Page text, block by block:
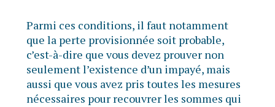
Parmi ces conditions, il faut notamment
que la perte provisionnée soit probable,
c’est-à-dire que vous devez prouver non
seulement l’existence d’un impayé, mais
aussi que vous avez pris toutes les mesures
nécessaires pour recouvrer les sommes qui